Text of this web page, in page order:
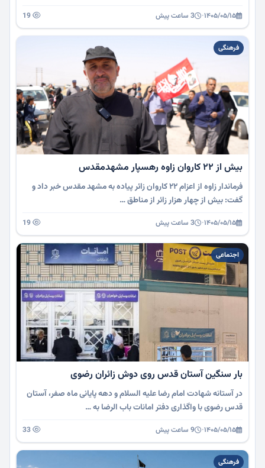
۱۴۰۵/۰۵/۱۵· 3 ساعت پیش
فرهنگی
بیش از 22 کاروان زاوه رهسپار مشهدمقدس
فرماندار زاوه از اعزام ۲۲ کاروان زائر پیاده به مشهد مقدس خبر داد و
گفت: بیش از چهار هزار زائر از مناطق …
۱۴۰۵/۰۵/۱۵· 3 ساعت پیش
اجتماعی
بار سنگین آستان قدس روی دوش زائران رضوی
در آستانه شهادت امام رضا علیه السلام و دهه پایانی ماه صفر، آستان
قدس رضوی با واگذاری دفتر امانات باب الرضا به …
۱۴۰۵/۰۵/۱۵· 9 ساعت پیش
فرهنگی